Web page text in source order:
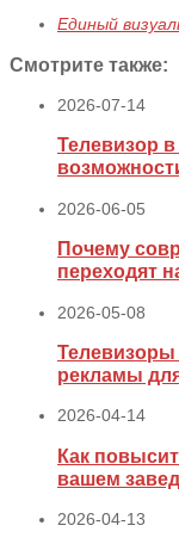
Единый
Смотрите также:
2026-07-14
Телевизор
2026-06-05
Почему
переходят
2026-05-08
рекламы
2026-04-14
Как
вашем
2026-04-13